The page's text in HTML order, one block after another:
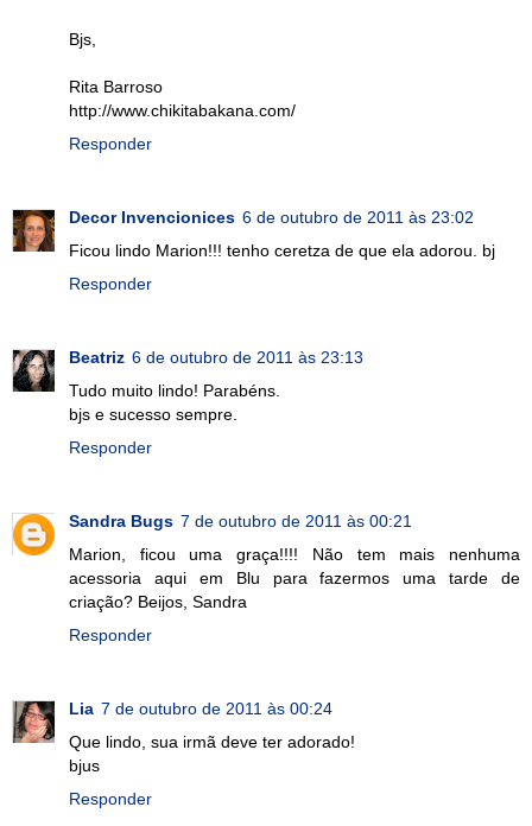
Bjs,
Rita Barroso
http://www.chikitabakana.com/
Responder
Decor Invencionices 6 de outubro de 2011 às 23:02
Ficou lindo Marion!!! tenho ceretza de que ela adorou. bj
Responder
Beatriz 6 de outubro de 2011 às 23:13
Tudo muito lindo! Parabéns.
bjs e sucesso sempre.
Responder
Sandra Bugs 7 de outubro de 2011 às 00:21
Marion, ficou uma graça!!!! Não tem mais nenhuma
acessoria aqui em Blu para fazermos uma tarde de
criação? Beijos, Sandra
Responder
Lia 7 de outubro de 2011 às 00:24
Que lindo, sua irmã deve ter adorado!
bjus
Responder